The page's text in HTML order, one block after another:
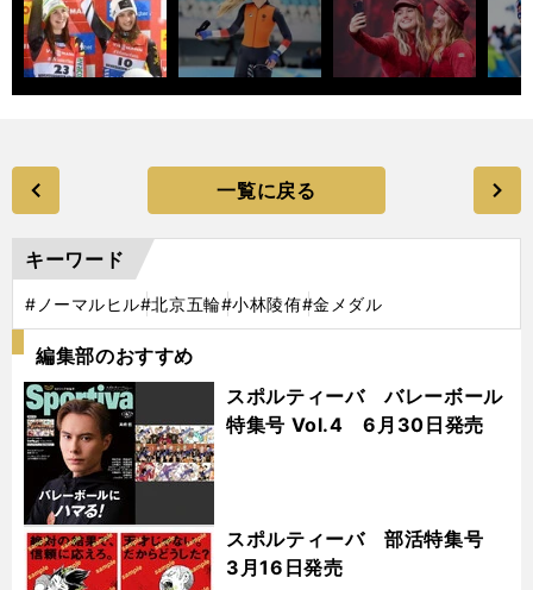
一覧に戻る
キーワード
#ノーマルヒル#北京五輪#小林陵侑#金メダル
編集部のおすすめ
スポルティーバ バレーボール
特集号 Vol.4 6月30日発売
スポルティーバ 部活特集号
3月16日発売